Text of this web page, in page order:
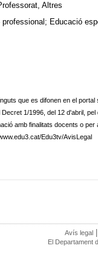
Altres
Educació
que es difonen en el
1/1996, del 12 d'abril,
amb finalitats docents o
Edu3tv/AvisLegal
Avís legal
El Departament